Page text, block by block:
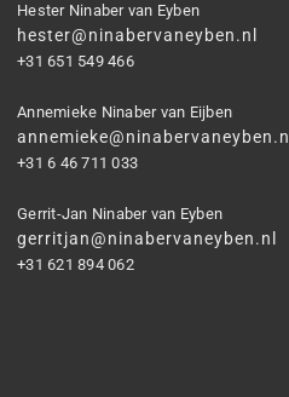
Hester Ninaber van Eyben
hester@ninabervaneyben.nl
+31 651 549 466
Annemieke Ninaber van Eijben
annemieke@ninabervaneyben.nl
+31 6 46 711 033
Gerrit-Jan Ninaber van Eyben
gerritjan@ninabervaneyben.nl
+31 621 894 062